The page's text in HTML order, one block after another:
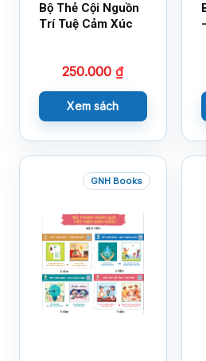
Bộ Thẻ Cội Nguồn
Trí Tuệ Cảm Xúc
250.000₫
Xem sách
GNH Books